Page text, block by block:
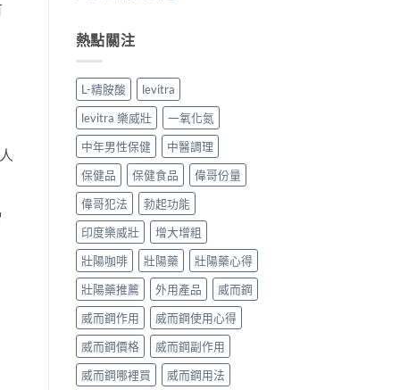
熱點關注
L-精胺酸
levitra
levitra 樂威壯
一氧化氮
中年男性保健
中醫調理
保健品
保健食品
偉哥份量
偉哥犯法
勃起功能
印度樂威壯
增大增粗
壯陽咖啡
壯陽藥
壯陽藥心得
壯陽藥推薦
外用產品
威而鋼
威而鋼作用
威而鋼使用心得
威而鋼價格
威而鋼副作用
威而鋼哪裡買
威而鋼用法